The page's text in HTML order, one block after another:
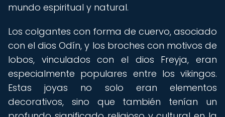
mundo espiritual y natural.
Los colgantes con forma de cuervo, asociado
con el dios Odín, y los broches con motivos de
lobos, vinculados con el dios Freyja, eran
especialmente populares entre los vikingos.
Estas joyas no solo eran elementos
decorativos, sino que también tenían un